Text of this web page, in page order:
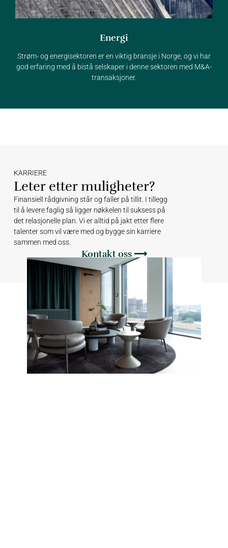
Energi
Strøm- og energisektoren er en viktig bransje i Norge, og vi har
god erfaring med å bistå selskaper i denne sektoren med M&A-
transaksjoner.
KARRIERE
Leter etter muligheter?
Finansiell rådgivning står og faller på tillit. I tillegg
til å levere faglig så ligger nøkkelen til suksess på
det relasjonelle plan. Vi er alltid på jakt etter flere
talenter som vil være med og bygge sin karriere
sammen med oss.
Kontakt oss ⟶